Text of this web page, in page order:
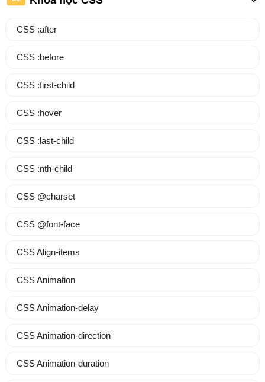
CSS :after
CSS :before
CSS :first-child
CSS :hover
CSS :last-child
CSS :nth-child
CSS @charset
CSS @font-face
CSS Align-items
CSS Animation
CSS Animation-delay
CSS Animation-direction
CSS Animation-duration